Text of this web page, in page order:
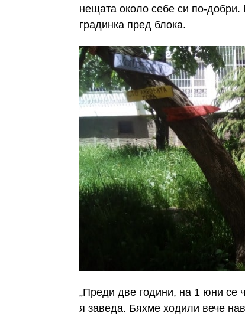
нещата около себе си по-
градинка пред блока.
„Преди две години, на 1 юни се
я заведа. Бяхме ходили вече